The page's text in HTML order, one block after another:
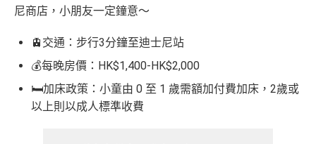
尼商店，小朋友一定鐘意～
🚊交通：步行3分鐘至迪士尼站
💰每晚房價：HK$1,400-HK$2,000
🛏️加床政策：小童由 0 至 1 歲需額加付費加床，2歲或
以上則以成人標準收費